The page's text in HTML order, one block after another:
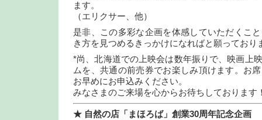
ます。
（エリクサー、他）
是非、この多彩な企画を体感していただくこ
き方を見つめるきっかけになればと願っており
*尚、北海道での上映会は数年振りで、映画上
ムを、共通の前売券でお楽しみ頂けます。お
お早めにお申込みください。
みなさまのご来場を心からお待ちしております
★ 自然の店「まほろば」創業30周年記念企画